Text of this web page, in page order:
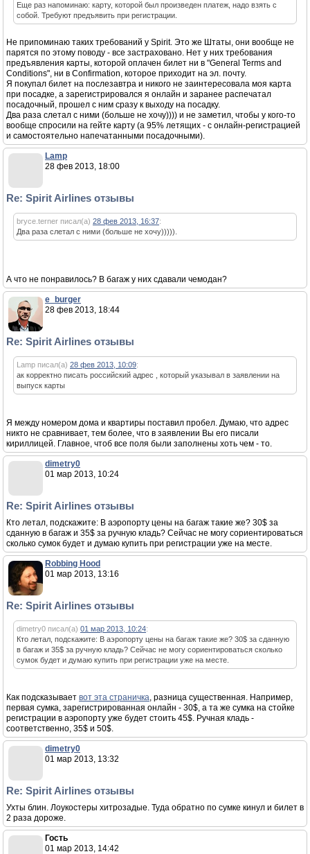
Еще раз напоминаю: карту, которой был произведен платеж, надо взять с
собой. Требуют предъявить при регистрации.
Не припоминаю таких требований у Spirit. Это же Штаты, они вообще не
парятся по этому поводу - все застраховано. Нет у них требования
предъявления карты, которой оплачен билет ни в "General Terms and
Conditions", ни в Confirmation, которое приходит на эл. почту.
Я покупал билет на послезавтра и никого не заинтересовала моя карта
при посадке, а зарегистрировался я онлайн и заранее распечатал
посадочный, прошел с ним сразу к выходу на посадку.
Два раза слетал с ними (больше не хочу)))) и не заметил, чтобы у кого-то
вообще спросили на гейте карту (а 95% летящих - с онлайн-регистрацией
и самостоятельно напечатанными посадочными).
Lamp
28 фев 2013, 18:00
Re: Spirit Airlines отзывы
bryce.terner писал(а) 28 фев 2013, 16:37:
Два раза слетал с ними (больше не хочу))))).
А что не понравилось? В багаж у них сдавали чемодан?
e_burger
28 фев 2013, 18:44
Re: Spirit Airlines отзывы
Lamp писал(а) 28 фев 2013, 10:09:
ак корректно писать российский адрес , который указывал в заявлении на
выпуск карты
Я между номером дома и квартиры поставил пробел. Думаю, что адрес
никто не сравнивает, тем более, что в заявлении Вы его писали
кириллицей. Главное, чтоб все поля были заполнены хоть чем - то.
dimetry0
01 мар 2013, 10:24
Re: Spirit Airlines отзывы
Кто летал, подскажите: В аэропорту цены на багаж такие же? 30$ за
сданную в багаж и 35$ за ручную кладь? Сейчас не могу сориентироваться
сколько сумок будет и думаю купить при регистрации уже на месте.
Robbing Hood
01 мар 2013, 13:16
Re: Spirit Airlines отзывы
dimetry0 писал(а) 01 мар 2013, 10:24:
Кто летал, подскажите: В аэропорту цены на багаж такие же? 30$ за сданную
в багаж и 35$ за ручную кладь? Сейчас не могу сориентироваться сколько
сумок будет и думаю купить при регистрации уже на месте.
Как подсказывает вот эта страничка, разница существенная. Например,
первая сумка, зарегистрированная онлайн - 30$, а та же сумка на стойке
регистрации в аэропорту уже будет стоить 45$. Ручная кладь -
соответственно, 35$ и 50$.
dimetry0
01 мар 2013, 13:32
Re: Spirit Airlines отзывы
Ухты блин. Лоукостеры хитрозадые. Туда обратно по сумке кинул и билет в
2 раза дороже.
Гость
01 мар 2013, 14:42